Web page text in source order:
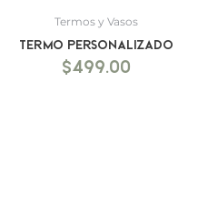
Termos y Vasos
Termo personalizado
$499.00